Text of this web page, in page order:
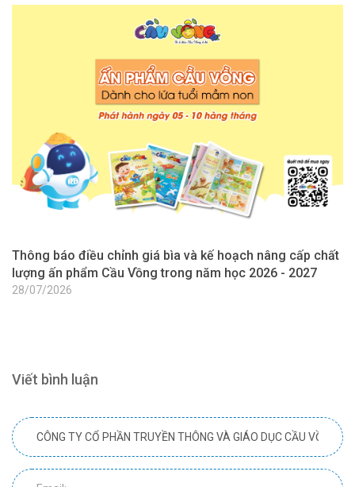
Thông báo điều chỉnh giá bìa và kế hoạch nâng cấp chất
lượng ấn phẩm Cầu Vồng trong năm học 2026 - 2027
28/07/2026
Viết bình luận